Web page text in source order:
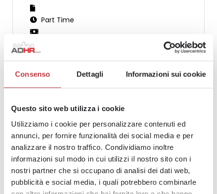
Consenso Dettagli Informazioni sui cookie
Questo sito web utilizza i cookie
Utilizziamo i cookie per personalizzare contenuti ed
annunci, per fornire funzionalità dei social media e per
analizzare il nostro traffico. Condividiamo inoltre
informazioni sul modo in cui utilizzi il nostro sito con i
nostri partner che si occupano di analisi dei dati web,
pubblicità e social media, i quali potrebbero combinarle
Part Time
Candidati
Vuoi entrare nel nostro Team?
Scopri le posizioni aperte e candidati subito!